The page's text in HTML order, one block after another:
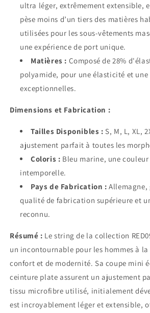
ultra léger, extrêmement extensible,
pèse moins d’un tiers des matières
utilisées pour les sous-vêtements
une expérience de port unique.
Matières : Composé de 28%
polyamide, pour une élasticité et
exceptionnelles.
Dimensions et Fabrication :
Tailles Disponibles : S, M, L, XL,
ajustement parfait à toutes les
Coloris : Bleu marine, une
intemporelle.
Pays de Fabrication :
qualité de fabrication supérieure et
reconnu.
Résumé : Le string de la collection
un incontournable pour les hommes à la
confort et de modernité. Sa coupe mini
ceinture plate assurent un ajustement
tissu microfibre utilisé, initialement
est incroyablement léger et extensible,